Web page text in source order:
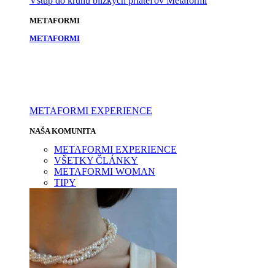
METAFORMI
METAFORMI
METAFORMI EXPERIENCE
NAŠA KOMUNITA
METAFORMI EXPERIENCE
VŠETKY ČLÁNKY
METAFORMI WOMAN
TIPY